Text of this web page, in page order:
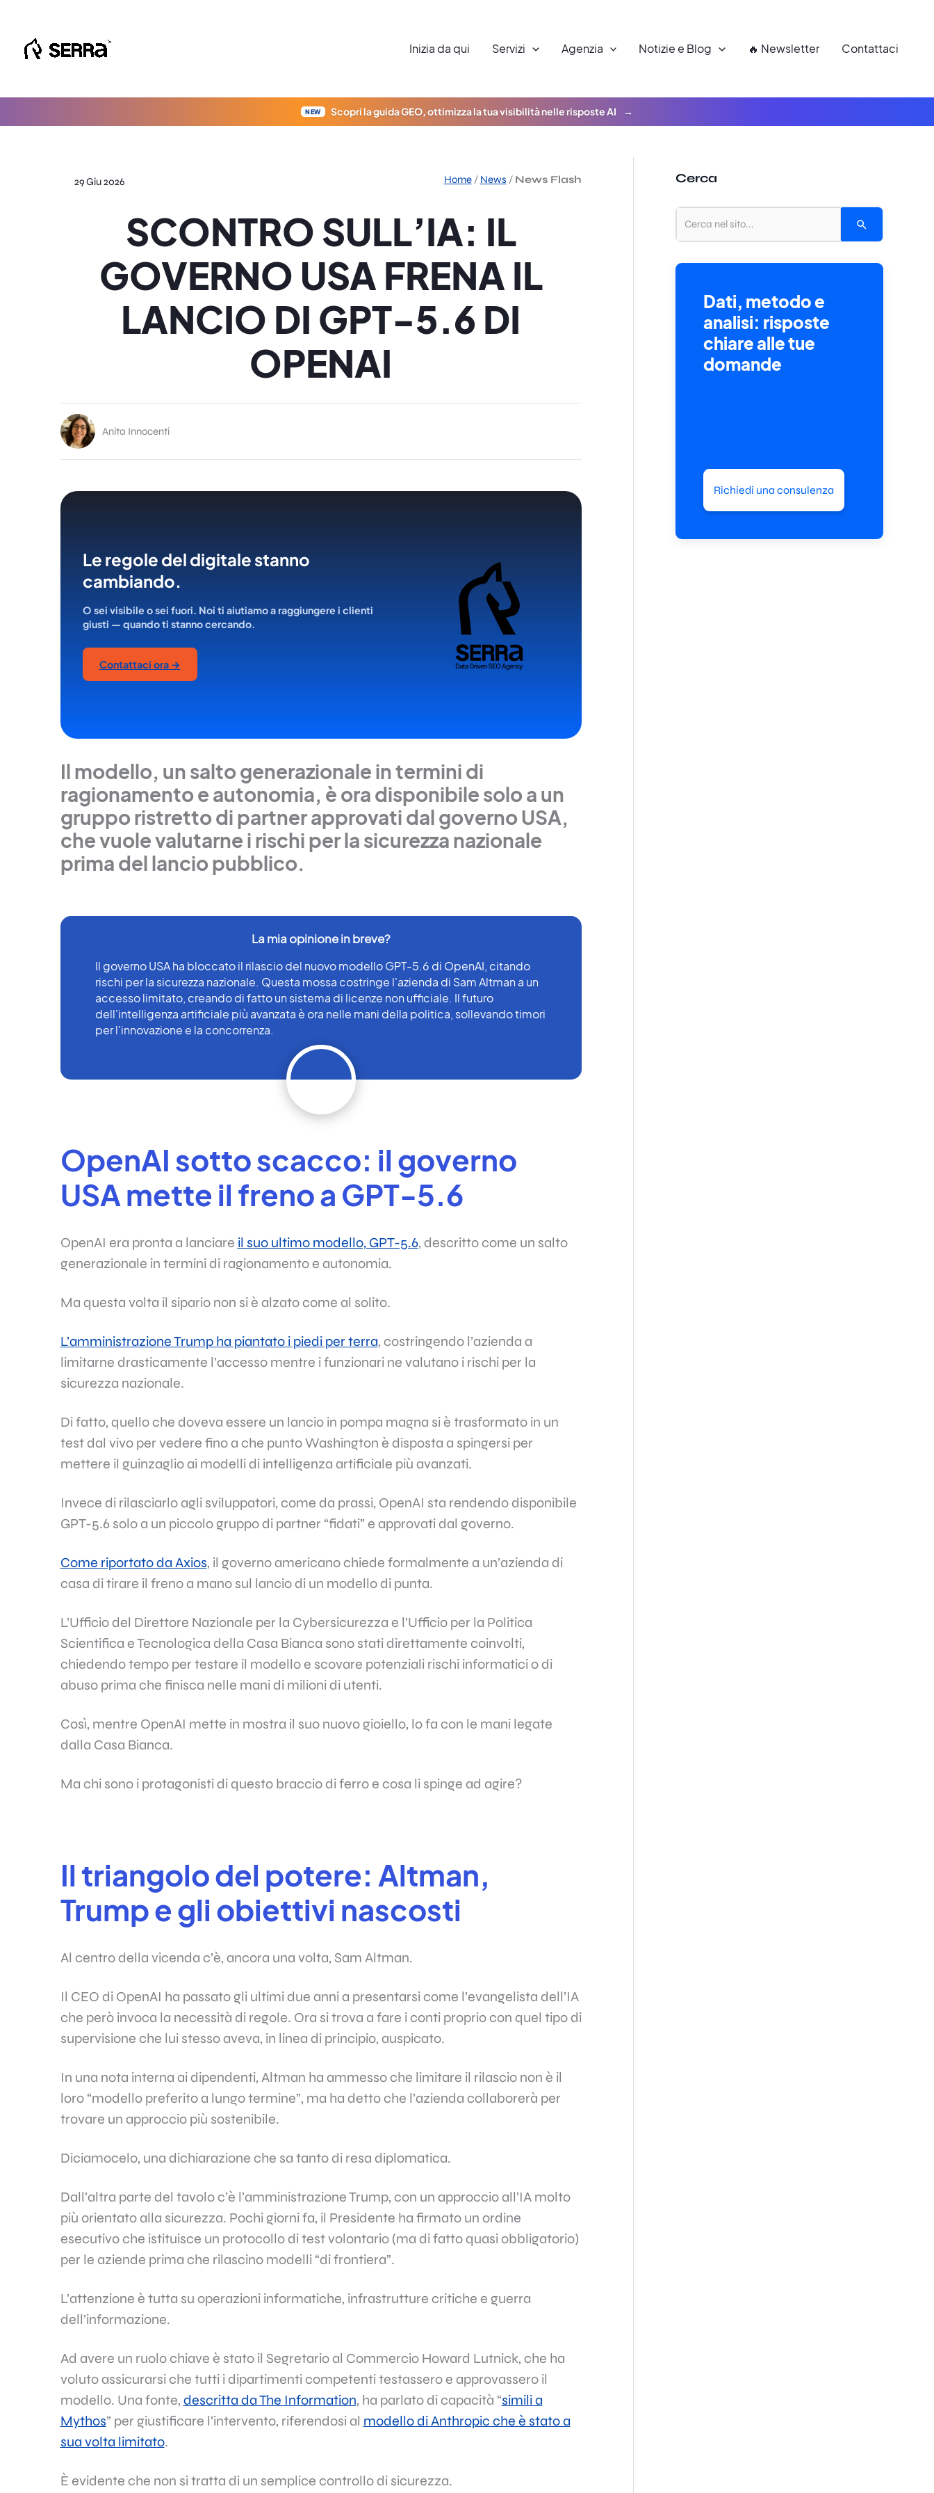
contenuto
Inizia da qui Servizi Agenzia Notizie e Blog 🔥 Newsletter Contattaci
NEW Scopri la guida GEO, ottimizza la tua visibilità nelle risposte AI
Home/ News / News Flash
29 Giu 2026
SCONTRO SULL’IA: IL
GOVERNO USA FRENA IL
LANCIO DI GPT-5.6 DI
OPENAI
Anita Innocenti
Le regole del digitale stanno
cambiando.
O sei visibile o sei fuori. Noi ti aiutiamo a raggiungere i clienti
giusti — quando ti stanno cercando.
Contattaci ora →
Il modello, un salto generazionale in termini di
ragionamento e autonomia, è ora disponibile solo a un
gruppo ristretto di partner approvati dal governo USA,
che vuole valutarne i rischi per la sicurezza nazionale
prima del lancio pubblico.
Il governo USA ha bloccato il rilascio del nuovo modello GPT-5.6 di OpenAI, citando
rischi per la sicurezza nazionale. Questa mossa costringe l'azienda di Sam Altman a un
accesso limitato, creando di fatto un sistema di licenze non ufficiale. Il futuro
dell'intelligenza artificiale più avanzata è ora nelle mani della politica, sollevando timori
per l'innovazione e la concorrenza.
OpenAI sotto scacco: il governo
USA mette il freno a GPT-5.6
OpenAI era pronta a lanciare il suo ultimo modello, GPT-5.6, descritto come un salto
generazionale in termini di ragionamento e autonomia.
Ma questa volta il sipario non si è alzato come al solito.
L’amministrazione Trump ha piantato i piedi per terra, costringendo l’azienda a
limitarne drasticamente l’accesso mentre i funzionari ne valutano i rischi per la
sicurezza nazionale.
Di fatto, quello che doveva essere un lancio in pompa magna si è trasformato in un
test dal vivo per vedere fino a che punto Washington è disposta a spingersi per
mettere il guinzaglio ai modelli di intelligenza artificiale più avanzati.
Invece di rilasciarlo agli sviluppatori, come da prassi, OpenAI sta rendendo disponibile
GPT-5.6 solo a un piccolo gruppo di partner “fidati” e approvati dal governo.
Come riportato da Axios, il governo americano chiede formalmente a un’azienda di
casa di tirare il freno a mano sul lancio di un modello di punta.
L’Ufficio del Direttore Nazionale per la Cybersicurezza e l’Ufficio per la Politica
Scientifica e Tecnologica della Casa Bianca sono stati direttamente coinvolti,
chiedendo tempo per testare il modello e scovare potenziali rischi informatici o di
abuso prima che finisca nelle mani di milioni di utenti.
Così, mentre OpenAI mette in mostra il suo nuovo gioiello, lo fa con le mani legate
dalla Casa Bianca.
Ma chi sono i protagonisti di questo braccio di ferro e cosa li spinge ad agire?
Il triangolo del potere: Altman,
Trump e gli obiettivi nascosti
Al centro della vicenda c’è, ancora una volta, Sam Altman.
Il CEO di OpenAI ha passato gli ultimi due anni a presentarsi come l’evangelista dell’IA
che però invoca la necessità di regole. Ora si trova a fare i conti proprio con quel tipo di
supervisione che lui stesso aveva, in linea di principio, auspicato.
In una nota interna ai dipendenti, Altman ha ammesso che limitare il rilascio non è il
loro “modello preferito a lungo termine”, ma ha detto che l’azienda collaborerà per
trovare un approccio più sostenibile.
Diciamocelo, una dichiarazione che sa tanto di resa diplomatica.
Dall’altra parte del tavolo c’è l’amministrazione Trump, con un approccio all’IA molto
più orientato alla sicurezza. Pochi giorni fa, il Presidente ha firmato un ordine
esecutivo che istituisce un protocollo di test volontario (ma di fatto quasi obbligatorio)
per le aziende prima che rilascino modelli “di frontiera”.
L’attenzione è tutta su operazioni informatiche, infrastrutture critiche e guerra
dell’informazione.
Ad avere un ruolo chiave è stato il Segretario al Commercio Howard Lutnick, che ha
voluto assicurarsi che tutti i dipartimenti competenti testassero e approvassero il
modello. Una fonte, descritta da The Information, ha parlato di capacità “simili a
Mythos” per giustificare l’intervento, riferendosi al modello di Anthropic che è stato a
sua volta limitato.
È evidente che non si tratta di un semplice controllo di sicurezza.
Cerca
Dati, metodo e
analisi: risposte
chiare alle tue
domande
Richiedi una consulenza